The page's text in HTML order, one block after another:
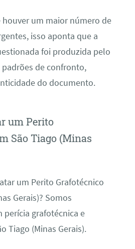
um maior número de
isso aponta que a
foi produzida pelo
de confronto,
do documento.
um Perito
São Tiago (Minas
um Perito Grafotécnico
Gerais)? Somos
perícia grafotécnica e
Tiago (Minas Gerais).